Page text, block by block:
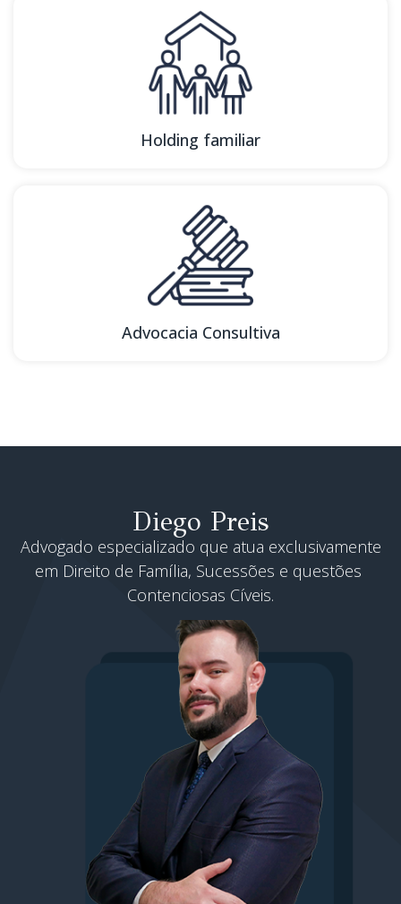
Holding familiar
Advocacia Consultiva
Diego Preis
Advogado especializado que atua exclusivamente
em Direito de Família, Sucessões e questões
Contenciosas Cíveis.